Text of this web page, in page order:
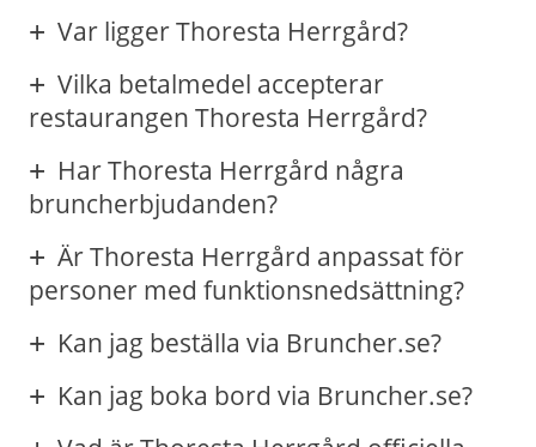
Var ligger Thoresta Herrgård?
Vilka betalmedel accepterar
restaurangen Thoresta Herrgård?
Har Thoresta Herrgård några
bruncherbjudanden?
Är Thoresta Herrgård anpassat för
personer med funktionsnedsättning?
Kan jag beställa via Bruncher.se?
Kan jag boka bord via Bruncher.se?